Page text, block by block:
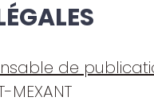
de
MEXANT